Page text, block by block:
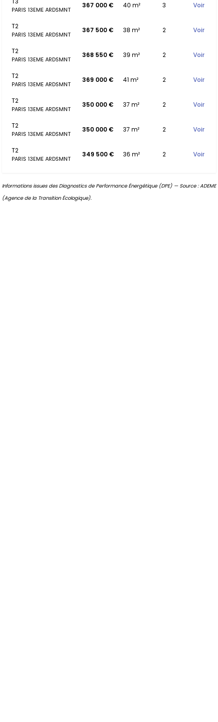
PARIS 13EME ARDSMNT
367 000 € 40 m² 3 Voir
T2
PARIS 13EME ARDSMNT
367 500 € 38 m² 2 Voir
T2
PARIS 13EME ARDSMNT
368 550 € 39 m² 2 Voir
T2
PARIS 13EME ARDSMNT
369 000 € 41 m² 2 Voir
T2
PARIS 13EME ARDSMNT
350 000 € 37 m² 2 Voir
T2
PARIS 13EME ARDSMNT
350 000 € 37 m² 2 Voir
T2
PARIS 13EME ARDSMNT
349 500 € 36 m² 2 Voir
Informations issues des Diagnostics de Performance Énergétique (DPE) — Source : ADEME
(Agence de la Transition Écologique).